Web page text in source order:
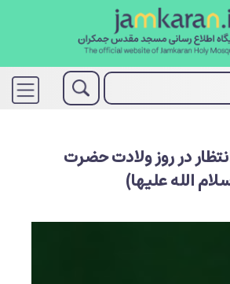
در روز ولادت حضرت
الله علیها)